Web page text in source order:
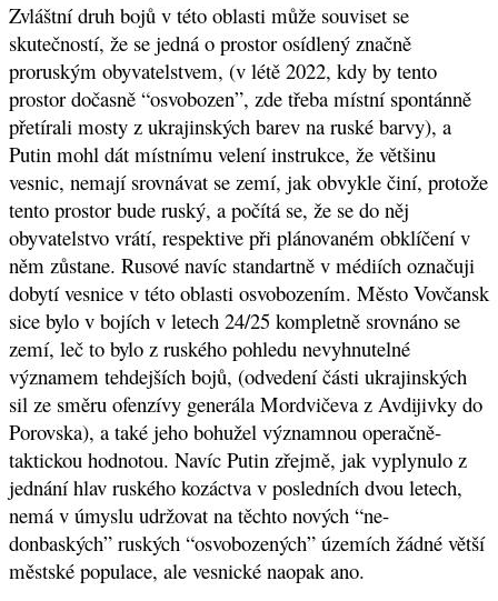
Zvláštní druh bojů v této oblasti může souviset se
skutečností, že se jedná o prostor osídlený značně
proruským obyvatelstvem, (v létě 2022, kdy by tento
prostor dočasně “osvobozen”, zde třeba místní spontánně
přetírali mosty z ukrajinských barev na ruské barvy), a
Putin mohl dát místnímu velení instrukce, že většinu
vesnic, nemají srovnávat se zemí, jak obvykle činí, protože
tento prostor bude ruský, a počítá se, že se do něj
obyvatelstvo vrátí, respektive při plánovaném obklíčení v
něm zůstane. Rusové navíc standartně v médiích označuji
dobytí vesnice v této oblasti osvobozením. Město Vovčansk
sice bylo v bojích v letech 24/25 kompletně srovnáno se
zemí, leč to bylo z ruského pohledu nevyhnutelné
významem tehdejších bojů, (odvedení části ukrajinských
sil ze směru ofenzívy generála Mordvičeva z Avdijivky do
Porovska), a také jeho bohužel významnou operačně-
taktickou hodnotou. Navíc Putin zřejmě, jak vyplynulo z
jednání hlav ruského kozáctva v posledních dvou letech,
nemá v úmyslu udržovat na těchto nových “ne-
donbaských” ruských “osvobozených” územích žádné větší
městské populace, ale vesnické naopak ano.